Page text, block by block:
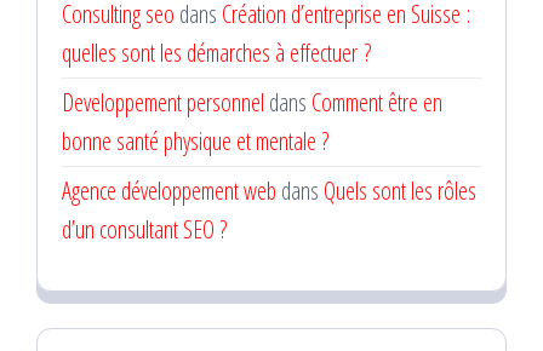
Consulting seo dans Création d’entreprise en Suisse :
quelles sont les démarches à effectuer ?
Developpement personnel dans Comment être en
bonne santé physique et mentale ?
Agence développement web dans Quels sont les rôles
d’un consultant SEO ?